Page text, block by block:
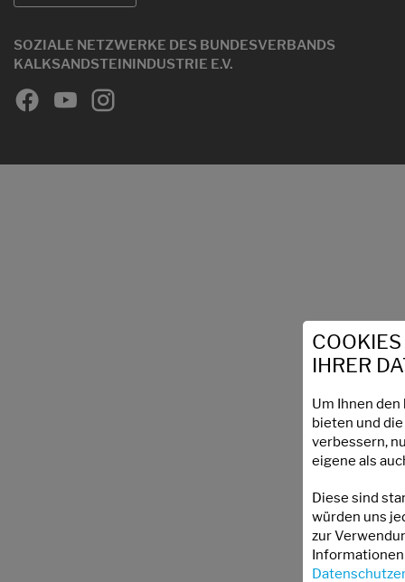
SOZIALE NETZWERKE DES BUNDESVERBANDS
KALKSANDSTEININDUSTRIE E.V.
IHRER
Um Ihnen
bieten und
verbessern,
eigene als
Diese sind
würden uns
zur